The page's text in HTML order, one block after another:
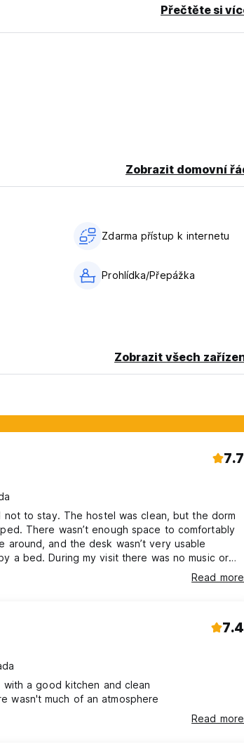
Přečtěte si
Zobrazit domovní
Zdarma přístup k internetu
Prohlídka/Přepážka
Zobrazit všech
7.7
to stay. The hostel was clean, but the dorm
There wasn’t enough space to comfortably
around, and the desk wasn’t very usable
a bed. During my visit there was no music or
common areas felt very quiet. It just wasn’t the
Read more
7.4
a good kitchen and clean
wasn't much of an atmosphere
Read more